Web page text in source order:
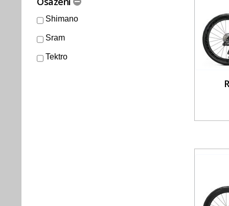
Shimano
Sram
Tektro